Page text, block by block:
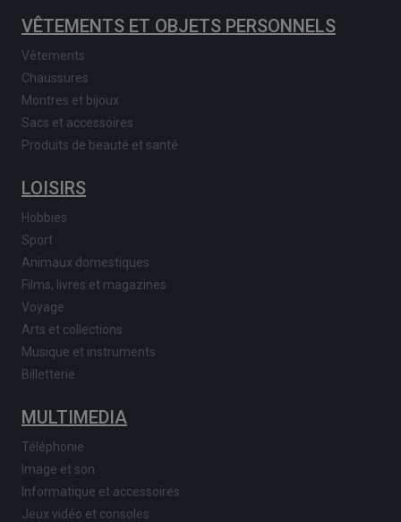
VÊTEMENTS ET OBJETS PERSONNELS
Vêtements
Chaussures
Montres et bijoux
Sacs et accessoires
Produits de beauté et santé
LOISIRS
Hobbies
Sport
Animaux domestiques
Films, livres et magazines
Voyage
Arts et collections
Musique et instruments
Billetterie
MULTIMEDIA
Téléphonie
Image et son
Informatique et accessoires
Jeux vidéo et consoles